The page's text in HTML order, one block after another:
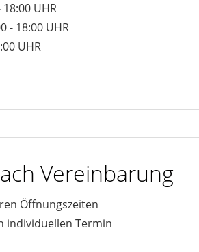
18:00 UHR
- 18:00 UHR
UHR
Vereinbarung
Öffnungszeiten
individuellen Termin